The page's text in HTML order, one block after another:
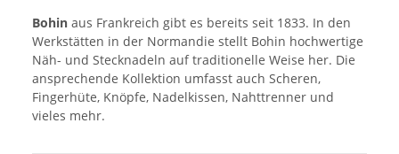
Bohin aus Frankreich gibt es bereits seit 1833. In den
Werkstätten in der Normandie stellt Bohin hochwertige
Näh- und Stecknadeln auf traditionelle Weise her. Die
ansprechende Kollektion umfasst auch Scheren,
Fingerhüte, Knöpfe, Nadelkissen, Nahttrenner und
vieles mehr.